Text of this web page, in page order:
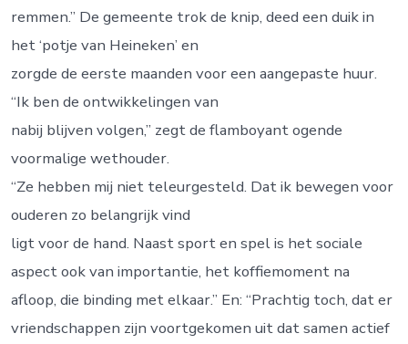
remmen.” De gemeente trok de knip, deed een duik in
het ‘potje van Heineken’ en
zorgde de eerste maanden voor een aangepaste huur.
“Ik ben de ontwikkelingen van
nabij blijven volgen,” zegt de flamboyant ogende
voormalige wethouder.
“Ze hebben mij niet teleurgesteld. Dat ik bewegen voor
ouderen zo belangrijk vind
ligt voor de hand. Naast sport en spel is het sociale
aspect ook van importantie, het koffiemoment na
afloop, die binding met elkaar.” En: “Prachtig toch, dat er
vriendschappen zijn voortgekomen uit dat samen actief